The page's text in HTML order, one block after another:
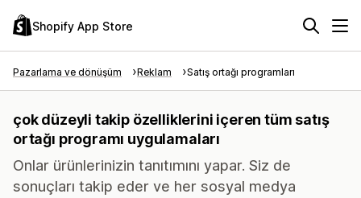
Shopify App Store
Pazarlama ve dönüşüm Reklam Satış ortağı programları
çok düzeyli takip özelliklerini içeren tüm satış
ortağı programı uygulamaları
Onlar ürünlerinizin tanıtımını yapar. Siz de
sonuçları takip eder ve her sosyal medya